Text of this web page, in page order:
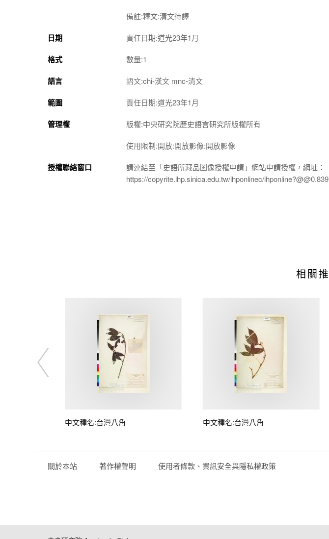
備註:釋文:清文待譯
日期 責任日期:道光23年1月
格式 數量:1
語言 語文:chi-漢文 mnc-清文
範圍 責任日期:道光23年1月
管理權 版權:中央研究院歷史語言研究所版權所有
使用限制:開放:開放影像:開放影像
授權聯絡窗口
請連結至「史語所藏品圖像授權申請」網站申請授權，網址：
https://copyrite.ihp.sinica.edu.tw/ihponlinec/
相關
中文種名:台灣八角 中文種名:台灣八角
關於本站 著作權聲明 使用者條款、資訊安全與隱私權政策